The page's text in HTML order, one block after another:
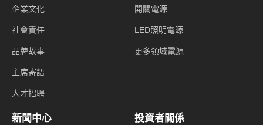
企業文化
社會責任
品牌故事
主席寄語
人才招聘
開關電源
LED照明電源
更多領域電源
新聞中心 投資者關係